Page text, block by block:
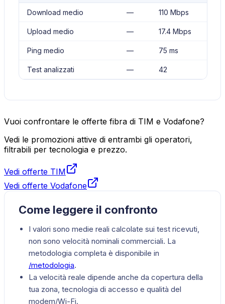
Download medio — 110 Mbps
Upload medio — 17.4 Mbps
Ping medio — 75 ms
Test analizzati — 42
Vuoi confrontare le offerte fibra di TIM e Vodafone?
Vedi le promozioni attive di entrambi gli operatori,
filtrabili per tecnologia e prezzo.
Vedi offerte TIM
Vedi offerte Vodafone
Come leggere il confronto
I valori sono medie reali calcolate sui test ricevuti,
non sono velocità nominali commerciali. La
metodologia completa è disponibile in
/metodologia.
La velocità reale dipende anche da copertura della
tua zona, tecnologia di accesso e qualità del
modem/Wi-Fi.